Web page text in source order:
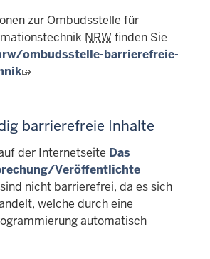
zur Ombudsstelle für
NRWfinden Sie
ombudsstelle-barrierefreie-
barrierefreie Inhalte
der Internetseite Das
Veröffentlichte
sind nicht barrierefrei, da es sich
welche durch eine
automatisch